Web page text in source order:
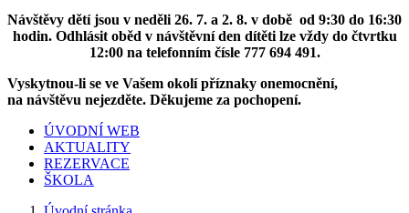
Návštěvy dětí jsou v neděli 26. 7. a 2. 8. v době od 9:30 do 16:30
hodin. Odhlásit oběd v návštěvní den dítěti lze vždy do čtvrtku
12:00 na telefonním čísle 777 694 491.
Vyskytnou-li se ve Vašem okolí příznaky onemocnění,
na návštěvu nejezděte. Děkujeme za pochopení.
ÚVODNÍ WEB
AKTUALITY
REZERVACE
ŠKOLA